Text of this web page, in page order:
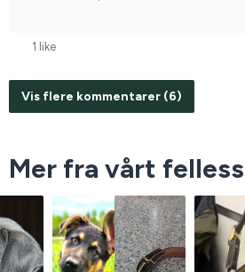
1 like
Vis flere kommentarer (6)
Mer fra vårt